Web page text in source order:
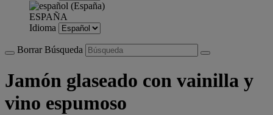
ESPAÑA
Idioma
Borrar Búsqueda
Jamón glaseado con vainilla y
vino espumoso